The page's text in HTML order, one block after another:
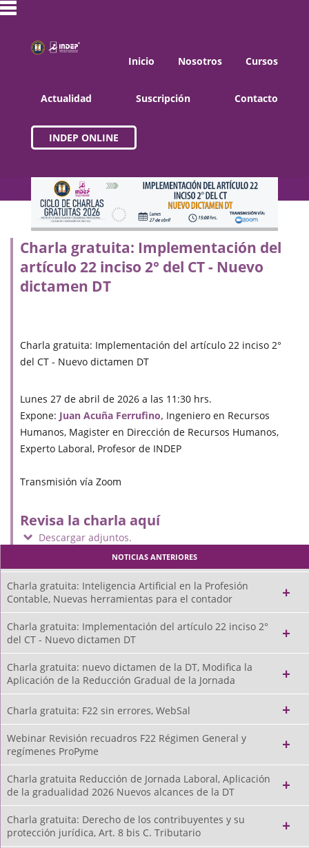
Inicio Nosotros Cursos
Actualidad Suscripción Contacto
INDEP ONLINE
Charla gratuita: Implementación del
artículo 22 inciso 2° del CT - Nuevo
dictamen DT
Charla gratuita: Implementación del artículo 22 inciso 2°
del CT - Nuevo dictamen DT
Lunes 27 de abril de 2026 a las 11:30 hrs.
Expone: Juan Acuña Ferrufino, Ingeniero en Recursos
Humanos, Magister en Dirección de Recursos Humanos,
Experto Laboral, Profesor de INDEP
Transmisión vía Zoom
Revisa la charla aquí
Descargar adjuntos.
NOTICIAS ANTERIORES
Charla gratuita: Inteligencia Artificial en la Profesión
Contable, Nuevas herramientas para el contador
Charla gratuita: Implementación del artículo 22 inciso 2°
del CT - Nuevo dictamen DT
Charla gratuita: nuevo dictamen de la DT, Modifica la
Aplicación de la Reducción Gradual de la Jornada
Charla gratuita: F22 sin errores, WebSal
Webinar Revisión recuadros F22 Régimen General y
regímenes ProPyme
Charla gratuita Reducción de Jornada Laboral, Aplicación
de la gradualidad 2026 Nuevos alcances de la DT
Charla gratuita: Derecho de los contribuyentes y su
protección jurídica, Art. 8 bis C. Tributario